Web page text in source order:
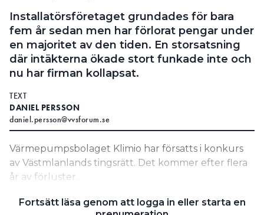
SEARCH
Installatörsföretaget grundades för bara
fem år sedan men har förlorat pengar under
en majoritet av den tiden. En storsatsning
där intäkterna ökade stort funkade inte och
nu har firman kollapsat.
TEXT
DANIEL PERSSON
daniel.persson@vvsforum.se
Värmepumpsbolaget Klimio har försatts i konkurs
av Västmlanlands tingsrätt. Det kommer efter flera
år av förluster.
LÄS OCKSÅ:
”OSERIÖSA FÖRETAG UTFÖR INSTALLATIONERNA”
Fortsätt läsa genom att logga in eller starta en